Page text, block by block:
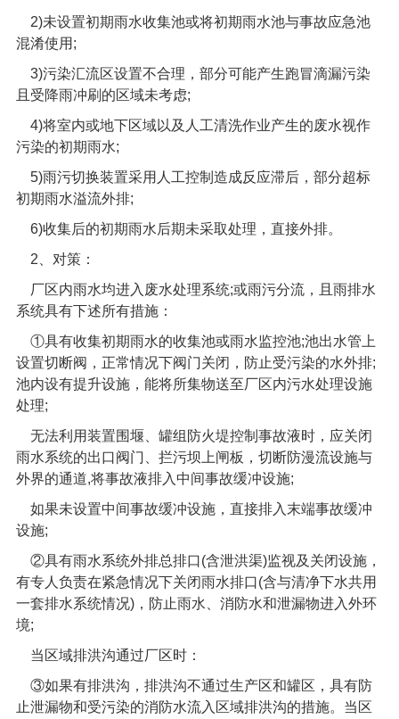
2)未设置初期雨水收集池或将初期雨水池与事故应急池
混淆使用 ;
3)污染汇流区设置不合理，部分可能产生跑冒滴漏污染
且受降雨冲刷的区域未考虑;
4)将室内或地下区域以及人工清洗作业产生的废水视作
污染的初期雨水;
5)雨污切换装置采用人工控制造成反应滞后，部分超标
初期雨水溢流外排;
6)收集后的初期雨水后期未采取处理，直接外排。
2 、对策：
厂区内雨水均进入废水处理系统;或雨污分流，且雨排水
系统具有下述所有措施：
①具有收集初期雨水的收集池或雨水监控池;池出水管上
设置切断阀，正常情况下阀门关闭，防止受污染的水外排;
池内设有提升设施，能将所集物送至厂区内污水处理设施
处理;
无法利用装置围堰、罐组防火堤控制事故液时，应关闭
雨水系统的出口阀门、拦污坝上闸板，切断防漫流设施与
外界的通道,将事故液排入中间事故缓冲设施;
如果未设置中间事故缓冲设施，直接排入末端事故缓冲
设施;
②具有雨水系统外排总排口(含泄洪渠)监视及关闭设施，
有专人负责在紧急情况下关闭雨水排口(含与清净下水共用
一套排水系统情况)，防止雨水、消防水和泄漏物进入外环
境;
当区域排洪沟通过厂区时：
③如果有排洪沟，排洪沟不通过生产区和罐区，具有防
止泄漏物和受污染的消防水流入区域排洪沟的措施。当区